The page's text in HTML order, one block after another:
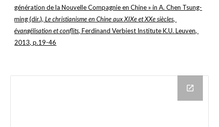
génération de la Nouvelle Compagnie en Chine » in A. Chen Tsung-
ming (dir.), Le christianisme en Chine aux XIXe et XXe siècles,
évangélisation et conflits, Ferdinand Verbiest Institute K.U. Leuven,
2013, p.19-46